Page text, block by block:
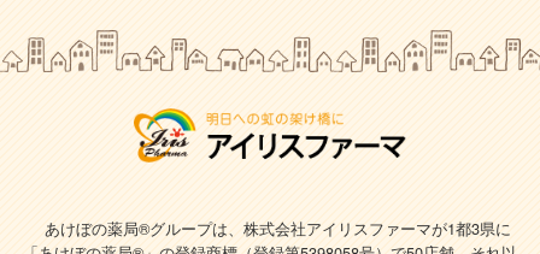
あけぼの薬局®グループは、株式会社アイリスファーマが1都3県に